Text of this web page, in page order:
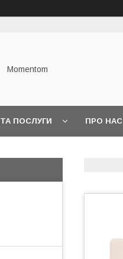
Momentom
ПОСЛУГИ ПРО НАС